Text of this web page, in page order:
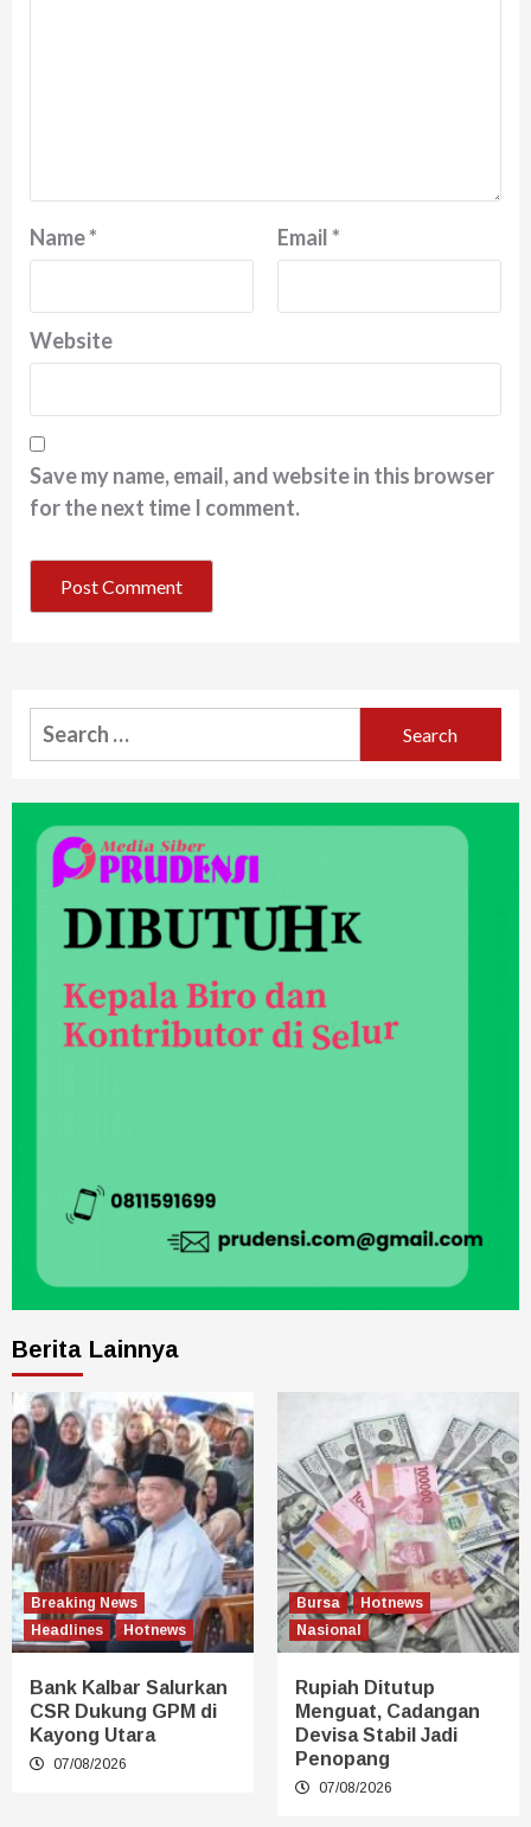
Name* Email*
Website
Save my name, email, and website in this browser
for the next time I comment.
Berita Lainnya
Breaking News
Headlines
Hotnews
Bank Kalbar Salurkan
CSR Dukung GPM di
Kayong Utara
07/08/2026
Bursa
Hotnews
Nasional
Rupiah Ditutup
Menguat, Cadangan
Devisa Stabil Jadi
Penopang
07/08/2026